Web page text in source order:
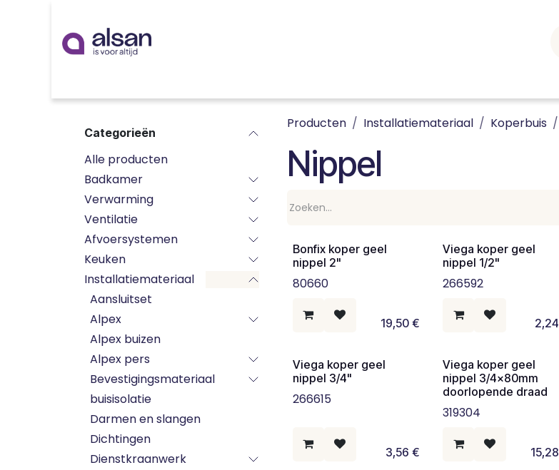
Categorieën
Alle producten
Badkamer
Verwarming
Ventilatie
Afvoersystemen
Keuken
Installatiemateriaal
Aansluitset
Alpex
Alpex buizen
Alpex pers
Bevestigingsmateriaal
buisisolatie
Darmen en slangen
Dichtingen
Dienstkraanwerk
Producten Installatiemateriaal Koperbuis
Nippel
Bonfix koper geel
nippel 2"
80660
19,50 €
Viega koper geel
nippel 1/2"
266592
2,24
Viega koper geel
nippel 3/4"
266615
3,56 €
Viega koper geel
nippel 3/4x80mm
doorlopende draad
319304
15,28